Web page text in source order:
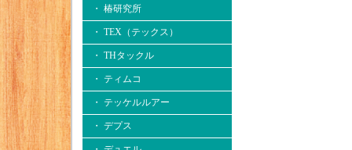
・ 椿研究所
・ TEX（テックス）
・ THタックル
・ ティムコ
・ テッケルルアー
・ デプス